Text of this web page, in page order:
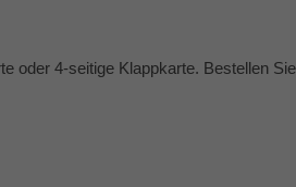
oder 4-seitige Klappkarte. Bestellen